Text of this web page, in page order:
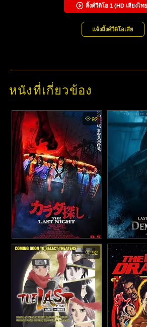
ลิ้งค์วีดิโอ1 (HD เสียงไท
แจ้งลิ้งค์วีดิโอเสีย
หนังที่เกี่ยวข้อง
92
Karada Sagashi: The Last
Night - ตามล่าศพสยอง คืน
สุดท้าย (2025)
The Last
Demeter พ
ทางครั้งสุดท้
92